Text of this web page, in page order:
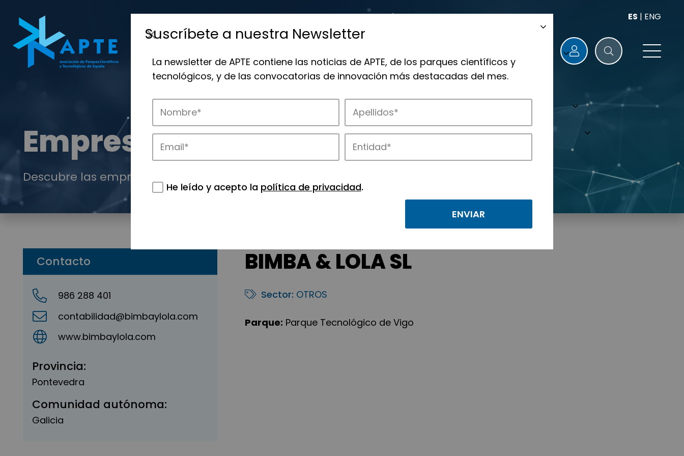
ES | ENG
Empresas
Descubre las empresas que impulsan la innovación en los parques de APTE.
Contacto
986 288 401
contabilidad@bimbaylola.com
www.bimbaylola.com
Provincia:
Pontevedra
Comunidad autónoma:
Galicia
BIMBA & LOLA SL
Sector: OTROS
Parque: Parque Tecnológico de Vigo
Suscríbete a nuestra Newsletter
La newsletter de APTE contiene las noticias de APTE, de los parques científicos y
tecnológicos, y de las convocatorias de innovación más destacadas del mes.
He leído y acepto la política de privacidad.